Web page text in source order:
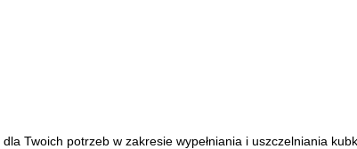
Twoich potrzeb w zakresie wypełniania i uszczelniania